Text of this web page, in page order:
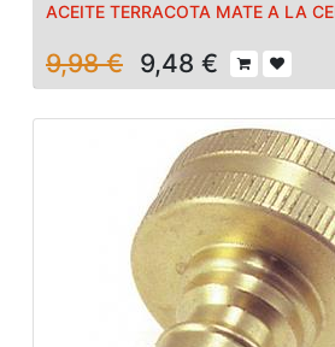
ACEITE TERRACOTA MATE A LA
9,98€ 9,48 €